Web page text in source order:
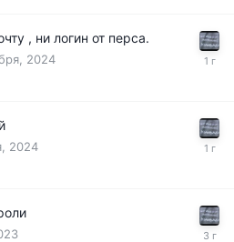
, ни логин от перса.
2024
2024